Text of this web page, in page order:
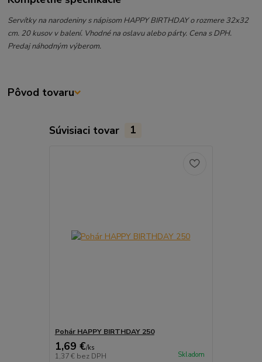
Servítky na narodeniny s nápisom HAPPY BIRTHDAY o rozmere 32x32
cm. 20 kusov v balení. Vhodné na oslavu alebo párty. Cena s DPH.
Predaj náhodným výberom.
Pôvod tovaru
Súvisiaci tovar 1
Pohár HAPPY BIRTHDAY 250
1,69 €/ks
1,37 € bez DPH Skladom